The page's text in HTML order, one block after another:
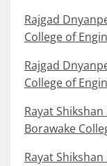
Rajgad
College of
Rajgad
College of
Rayat
Borawake
Rayat Shikshan